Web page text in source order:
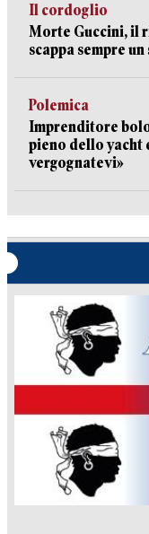
Il cordoglio
Morte Guccini, il
scappa sempre
Polemica
Imprenditore
pieno dello yacht
vergognatevi»